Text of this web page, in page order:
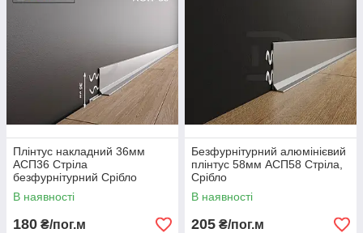
Плінтус накладний 36мм
АСП36 Стріла
безфурнітурний Срібло
В наявності
180 ₴/пог.м
Безфурнітурний алюмінієвий
плінтус 58мм АСП58 Стріла,
Срібло
В наявності
205 ₴/пог.м